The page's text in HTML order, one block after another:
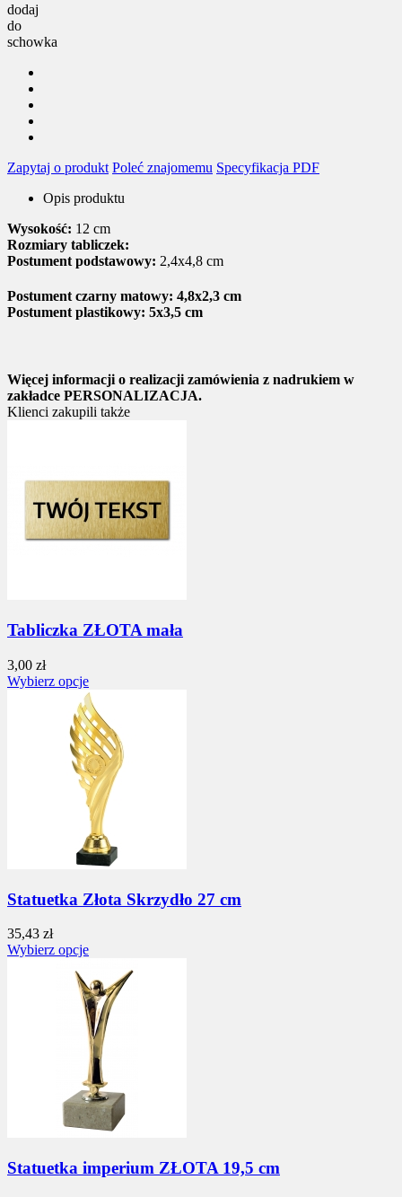
dodaj
do
schowka
Zapytaj o produkt Poleć znajomemu Specyfikacja PDF
Opis produktu
Wysokość: 12 cm
Rozmiary tabliczek:
Postument podstawowy: 2,4x4,8 cm
Postument czarny matowy: 4,8x2,3 cm
Postument plastikowy: 5x3,5 cm
Więcej informacji o realizacji zamówienia z nadrukiem w
zakładce PERSONALIZACJA.
Klienci zakupili także
Tabliczka ZŁOTA mała
3,00 zł
Wybierz opcje
Statuetka Złota Skrzydło 27 cm
35,43 zł
Wybierz opcje
Statuetka imperium ZŁOTA 19,5 cm